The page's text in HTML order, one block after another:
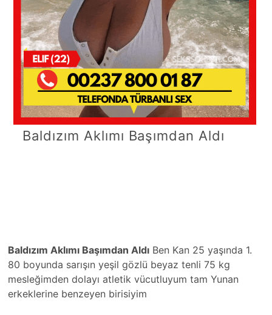
Baldızım Aklımı Başımdan Aldı
Baldızım Aklımı Başımdan Aldı Ben Kan 25 yaşında 1.
80 boyunda sarışın yeşil gözlü beyaz tenli 75 kg
mesleğimden dolayı atletik vücutluyum tam Yunan
erkeklerine benzeyen birisiyim